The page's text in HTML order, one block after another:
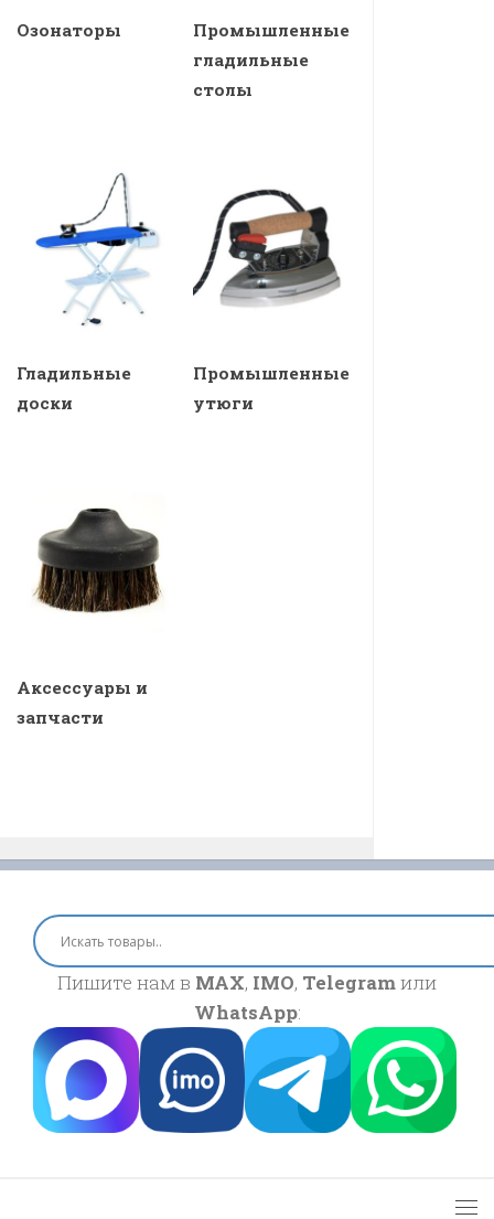
Озонаторы
Промышленные
гладильные
столы
Гладильные
доски
Промышленные
утюги
Аксессуары и
запчасти
Пишите нам в MAX, IMO, Telegramили
WhatsApp: